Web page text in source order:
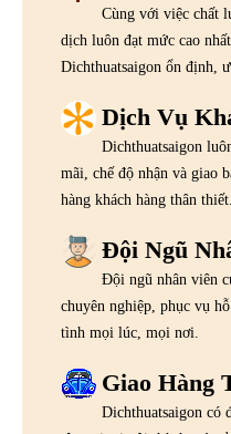
Cùng với việc chất
dịch luôn đạt mức cao
Dichthuatsaigon ổn định,
Dịch Vụ
Dichthuatsaigon
mãi, chế độ nhận và giao
hàng khách hàng thân thiết.
Đội Ngũ
Đội ngũ nhân viên
chuyên nghiệp, phục vụ
tình mọi lúc, mọi nơi.
Giao Hàng
Dichthuatsaigon có